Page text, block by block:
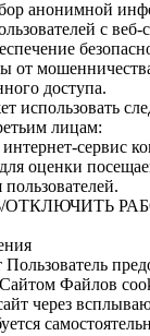
анонимной
с веб-
от
доступа.
использовать
лицам:
сервис
оценки
ОТКЛЮЧИТЬ
Файлов
через